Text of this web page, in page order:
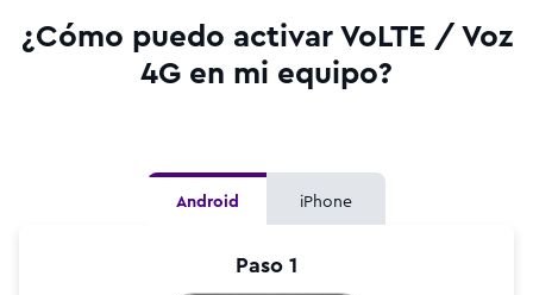
¿Cómo puedo activar VoLTE / Voz
4G en mi equipo?
Android iPhone
Paso 1